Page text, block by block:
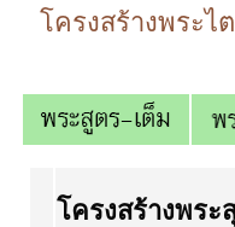
โครงสร้างพระ
โครงสร้างพร